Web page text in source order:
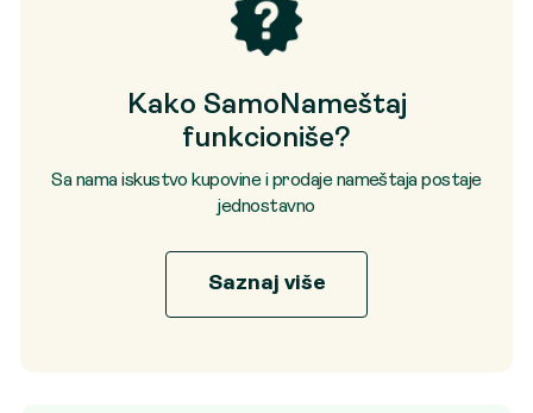
Kako SamoNameštaj
funkcioniše?
Sa nama iskustvo kupovine i prodaje nameštaja postaje
jednostavno
Saznaj više